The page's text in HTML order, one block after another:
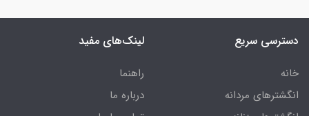
دسترسی سریع
خانه
انگشترهای مردانه
لینک‌های مفید
راهنما
درباره ما